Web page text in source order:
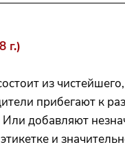
г.)
из
прибегают к
добавляют
и